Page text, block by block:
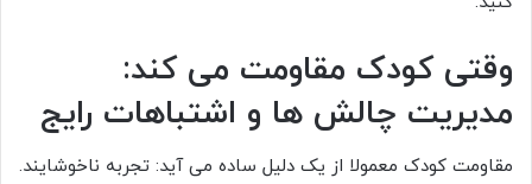
وقتی کودک مقاومت می کند:
مدیریت چالش ها و اشتباهات رایج
مقاومت کودک معمولا از یک دلیل ساده می آید: تجربه ناخوشایند.